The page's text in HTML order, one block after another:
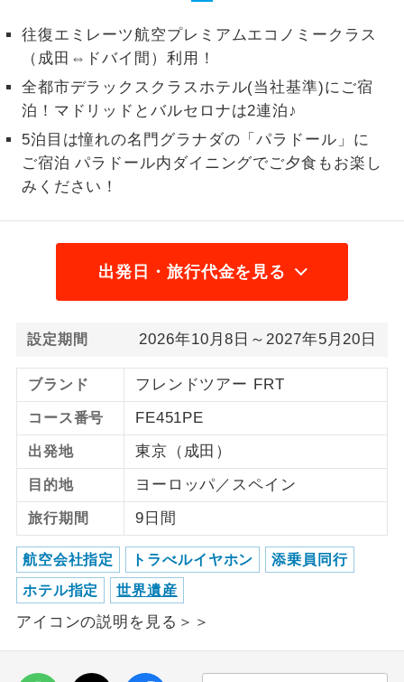
往復エミレーツ航空プレミアムエコノミークラス
（成田⇔ドバイ間）利用！
全都市デラックスクラスホテル(当社基準)にご宿
泊！マドリッドとバルセロナは2連泊♪
5泊目は憧れの名門グラナダの「パラドール」に
ご宿泊 パラドール内ダイニングでご夕食もお楽し
みください！
出発日・旅行代金を見る
設定期間 2026年10月8日～2027年5月20日
ブランド フレンドツアー FRT
コース番号 FE451PE
出発地 東京（成田）
目的地 ヨーロッパ／スペイン
旅行期間 9日間
航空会社指定 トラべルイヤホン 添乗員同行
ホテル指定 世界遺産
アイコンの説明を見る＞＞
おひとり様参
加限定
おひとり様限定でご参加いただけるコー
スです。
1名様1室同代
金
1名様1室利用でも追加料金がかからない
ご夫婦限定
ご夫婦限定でご参加いただけるコースで
す。
ご参加にあたり年齢に制限があるコース
です。
航空会社指定
利用航空会社が指定なので、ご出発の計
ホテル指定
す。